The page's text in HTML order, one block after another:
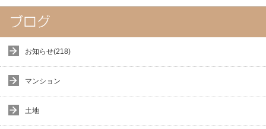
お知らせ(218)
マンション
土地